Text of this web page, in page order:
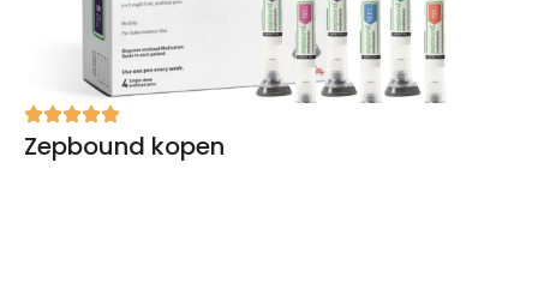
Zepbound kopen